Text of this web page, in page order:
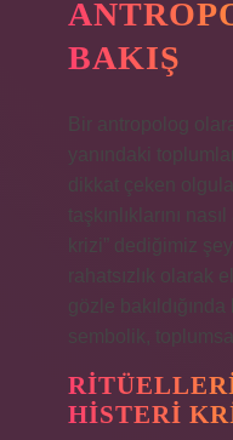
BAKIŞ
Bir antropolog
yanındaki
dikkat çeken
taşkınlıklarını
krizi” dediğimiz
rahatsızlık olarak
gözle
sembolik,
HISTERI